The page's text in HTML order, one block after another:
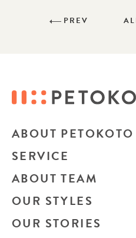
PREV
ABOUT PETOKOTO
SERVICE
ABOUT TEAM
OUR STYLES
OUR STORIES